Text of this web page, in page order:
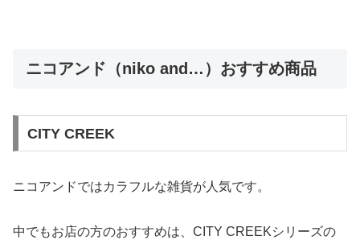
ニコアンド（niko and…）おすすめ商品
CITY CREEK
ニコアンドではカラフルな雑貨が人気です。
中でもお店の方のおすすめは、CITY CREEKシリーズの